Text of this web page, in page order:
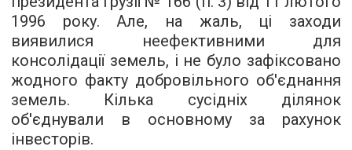
1996 року. Але, на жаль, ці заходи
виявилися неефективними для
консолідації земель, і не було зафіксовано
жодного факту добровільного об'єднання
земель. Кілька сусідніх ділянок
об'єднували в основному за рахунок
інвесторів.